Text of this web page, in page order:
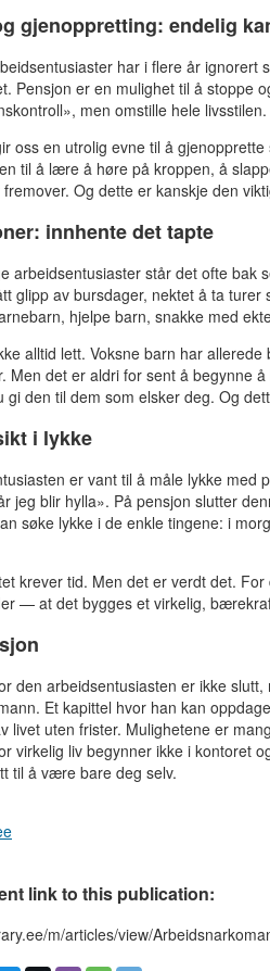
gjenoppretting: endelig
har i flere år ignorert
Pensjon er en mulighet til å stoppe
men omstille hele
oss en utrolig evne til å
til å lære å høre på kroppen, å
Og dette er kanskje den
innhente det tapte
arbeidsentusiaster står det ofte bak
glipp av bursdager, nektet å ta
hjelpe barn, snakke med
alltid lett. Voksne barn har
Men det er aldri for sent å begynne
gi den til dem som elsker deg. Og
i lykke
er vant til å måle lykke med
jeg blir hylla». På pensjon slutter
søke lykke i de enkle tingene: i
krever tid. Men det er verdt det.
— at det bygges et virkelig,
den arbeidsentusiasten er ikke
Et kapittel hvor han kan
livet uten frister. Mulighetene er
virkelig liv begynner ikke i kontoret
til å være bare deg selv.
link to this publication:
m/articles/view/